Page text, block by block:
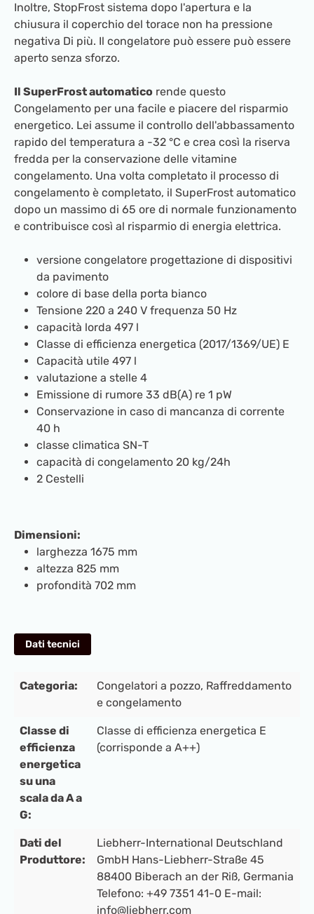
Inoltre, StopFrost sistema dopo l'apertura e la
chiusura il coperchio del torace non ha pressione
negativa Di più. Il congelatore può essere può essere
aperto senza sforzo.
Il SuperFrost automatico rende questo
Congelamento per una facile e piacere del risparmio
energetico. Lei assume il controllo dell'abbassamento
rapido del temperatura a -32 °C e crea così la riserva
fredda per la conservazione delle vitamine
congelamento. Una volta completato il processo di
congelamento è completato, il SuperFrost automatico
dopo un massimo di 65 ore di normale funzionamento
e contribuisce così al risparmio di energia elettrica.
versione congelatore progettazione di dispositivi
da pavimento
colore di base della porta bianco
Tensione 220 a 240 V frequenza 50 Hz
capacità lorda 497 l
Classe di efficienza energetica (2017/1369/UE) E
Capacità utile 497 l
valutazione a stelle 4
Emissione di rumore 33 dB(A) re 1 pW
Conservazione in caso di mancanza di corrente
40 h
classe climatica SN-T
capacità di congelamento 20 kg/24h
2 Cestelli
Dimensioni:
larghezza 1675 mm
altezza 825 mm
profondità 702 mm
Dati tecnici
Categoria: Congelatori a pozzo, Raffreddamento
e congelamento
Classe di
efficienza
energetica
su una
scala da A a
G:
Classe di efficienza energetica E
(corrisponde a A++)
Dati del
Produttore:
Liebherr-International Deutschland
GmbH Hans-Liebherr-Straße 45
88400 Biberach an der Riß, Germania
Telefono: +49 7351 41-0 E-mail:
info@liebherr.com